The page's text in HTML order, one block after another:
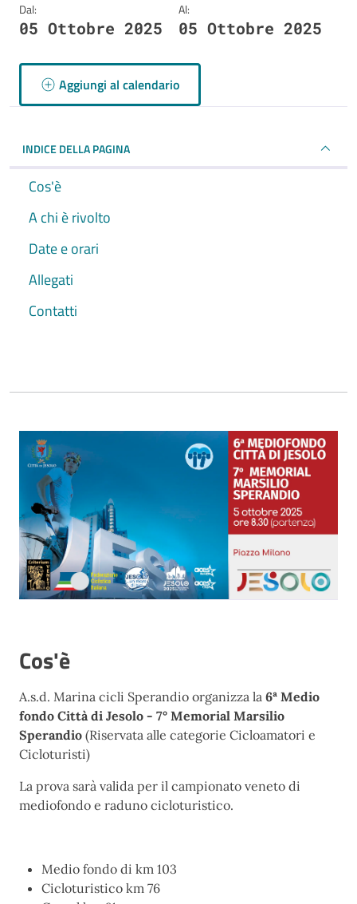
Dal:
05 Ottobre 2025
Al:
05 Ottobre 2025
Aggiungi al calendario
INDICE DELLA PAGINA
Cos'è
A chi è rivolto
Date e orari
Allegati
Contatti
Cos'è
A.s.d. Marina cicli Sperandio organizza la 6ª Medio
fondo Città di Jesolo - 7° Memorial Marsilio
Sperandio (Riservata alle categorie Cicloamatori e
Cicloturisti)
La prova sarà valida per il campionato veneto di
mediofondo e raduno cicloturistico.
Medio fondo di km 103
Cicloturistico km 76